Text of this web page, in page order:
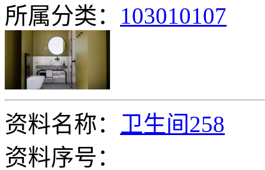
所属分类： 103010107
资料名称： 卫生间258
资料序号：